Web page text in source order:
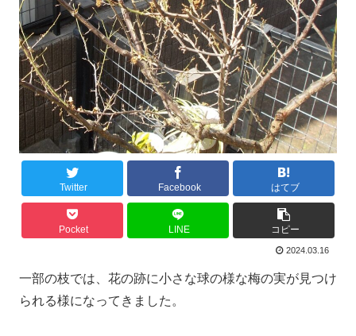
Twitter Facebook はてブ
Pocket LINE コピー
2024.03.16
一部の枝では、花の跡に小さな球の様な梅の実が見つけ
られる様になってきました。